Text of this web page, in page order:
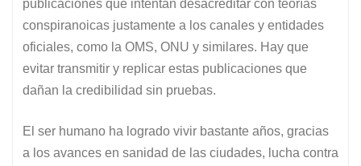
publicaciones que intentan desacreditar con teorías
conspiranoicas justamente a los canales y entidades
oficiales, como la OMS, ONU y similares. Hay que
evitar transmitir y replicar estas publicaciones que
dañan la credibilidad sin pruebas.
El ser humano ha logrado vivir bastante años, gracias
a los avances en sanidad de las ciudades, lucha contra